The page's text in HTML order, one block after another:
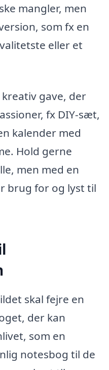
mangler, men
som fx en
eller et
gave, der
fx DIY-sæt,
kalender med
Hold gerne
men med en
brug for og lyst til
skal fejre en
der kan
som en
notesbog til de